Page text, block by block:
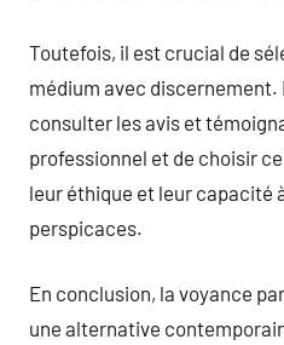
Toutefois, il est crucial de
médium avec discernement.
consulter les avis et
professionnel et de choisir
leur éthique et leur capacité
perspicaces.
En conclusion, la voyance
une alternative